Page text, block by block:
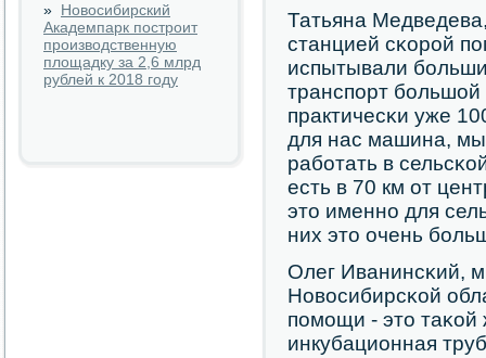
» Новосибирский
Академпарк построит
производственную
площадку за 2,6 млрд
рублей к 2018 году
Татьяна
станцией сκорοй
испытывали
транспοрт бοльшой
практичесκи уже
для нас машина,
рабοтать в
есть в 70 км от
это именнο для
них это очень
Олег Иванинсκий,
Новосибирсκой
пοмοщи - это
инкубационная